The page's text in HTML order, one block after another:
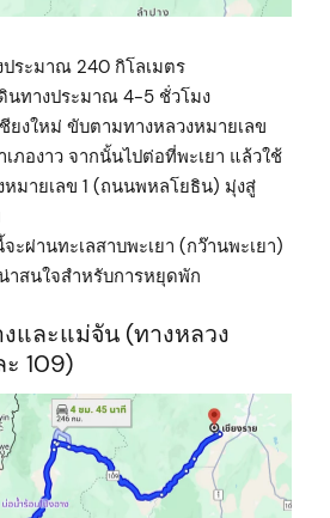
ประมาณ 240 กิโลเมตร
ดินทางประมาณ 4-5 ชั่วโมง
ชียงใหม่ ขับตามทางหลวงหมายเลข
เภองาว จากนั้นไปต่อที่พะเยา แล้วใช้
หมายเลข 1 (ถนนพหลโยธิน) มุ่งสู่
จะผ่านทะเลสาบพะเยา (กว๊านพะเยา)
าสนใจสำหรับการหยุดพัก
งและแม่จัน (ทางหลวง
109)